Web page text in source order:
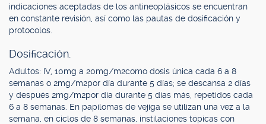
indicaciones aceptadas de los antineoplásicos se encuentran
en constante revisión, así como las pautas de dosificación y
protocolos.
Dosificación.
Adultos: IV, 10mg a 20mg/m2como dosis única cada 6 a 8
semanas o 2mg/m2por día durante 5 días; se descansa 2 días
y después 2mg/m2por día durante 5 días más, repetidos cada
6 a 8 semanas. En papilomas de vejiga se utilizan una vez a la
semana, en ciclos de 8 semanas, instilaciones tópicas con